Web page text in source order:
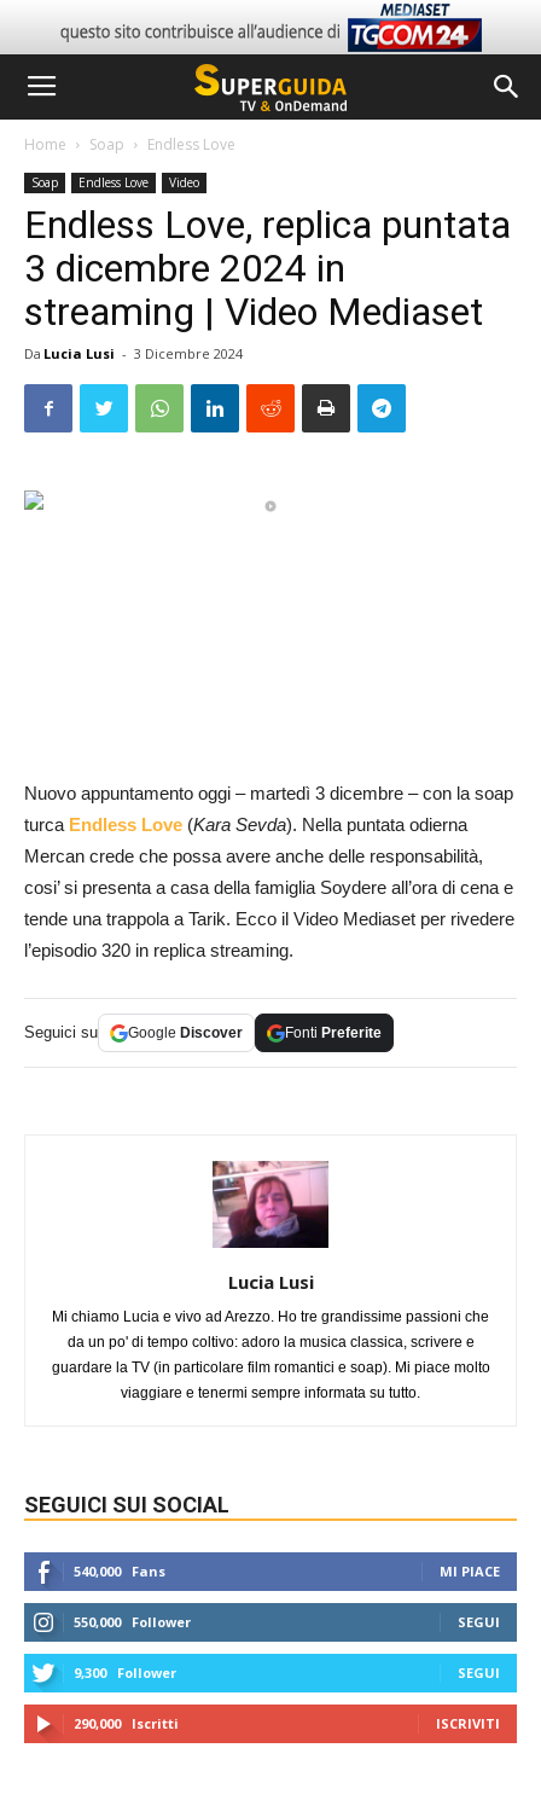
Home Soap Endless Love
Soap Endless Love Video
Endless Love, replica puntata
3 dicembre 2024 in
streaming | Video Mediaset
Da Lucia Lusi - 3 Dicembre 2024
Nuovo appuntamento oggi – martedì 3 dicembre – con la soap
turca Endless Love (Kara Sevda). Nella puntata odierna
Mercan crede che possa avere anche delle responsabilità,
cosi’ si presenta a casa della famiglia Soydere all’ora di cena e
tende una trappola a Tarik. Ecco il Video Mediaset per rivedere
l’episodio 320 in replica streaming.
Seguici su Google Discover Fonti Preferite
Lucia Lusi
Mi chiamo Lucia e vivo ad Arezzo. Ho tre grandissime passioni che
da un po' di tempo coltivo: adoro la musica classica, scrivere e
guardare la TV (in particolare film romantici e soap). Mi piace molto
viaggiare e tenermi sempre informata su tutto.
SEGUICI SUI SOCIAL
540,000 Fans MI PIACE
550,000 Follower SEGUI
9,300 Follower SEGUI
290,000 Iscritti ISCRIVITI